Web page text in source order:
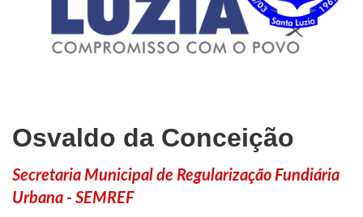
Osvaldo da Conceição
Secretaria Municipal de Regularização Fundiária
Urbana - SEMREF